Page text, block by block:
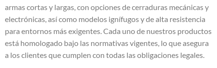
armas cortas y largas, con opciones de cerraduras mecánicas y
electrónicas, así como modelos ignífugos y de alta resistencia
para entornos más exigentes. Cada uno de nuestros productos
está homologado bajo las normativas vigentes, lo que asegura
a los clientes que cumplen con todas las obligaciones legales.